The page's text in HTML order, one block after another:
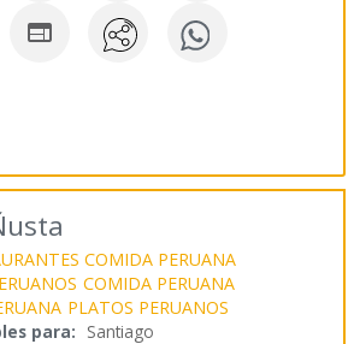

COMIDA PERUANA
COMIDA PERUANA
PLATOS PERUANOS
para: Santiago